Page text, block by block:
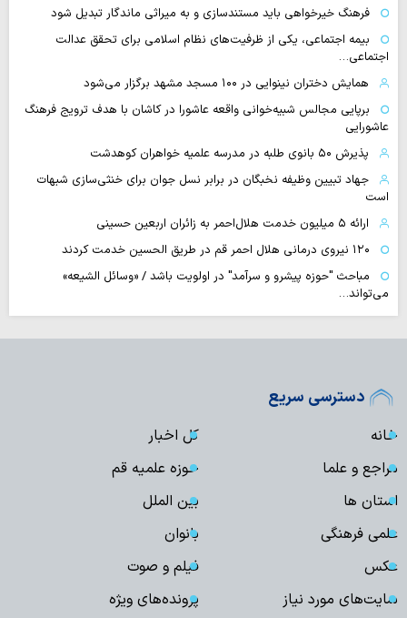
فرهنگ خیرخواهی باید مستندسازی و به میراثی ماندگار تبدیل شود
بیمه اجتماعی، یکی از ظرفیت‌های نظام اسلامی برای تحقق عدالت
اجتماعی…
همایش دختران نینوایی در ۱۰۰ مسجد مشهد برگزار می‌شود
برپایی مجالس شبیه‌خوانی واقعه عاشورا در کاشان با هدف ترویج فرهنگ
عاشورایی
پذیرش ۵۰ بانوی طلبه در مدرسه علمیه خواهران کوهدشت
جهاد تبیین وظیفه نخبگان در برابر نسل جوان برای خنثی‌سازی شبهات
است
ارائه ۵ میلیون خدمت هلال‌احمر به زائران اربعین حسینی
۱۲۰ نیروی درمانی هلال احمر قم در طریق الحسین خدمت کردند
مباحث "حوزه پیشرو و سرآمد" در اولویت باشد / «وسائل الشیعه»
می‌تواند…
دسترسی سریع
خانه
کل اخبار
مراجع و علما
حوزه علمیه قم
استان ها
بین الملل
علمی فرهنگی
بانوان
عکس
فیلم و صوت
سایت‌های مورد نیاز
پرونده‌های ویژه